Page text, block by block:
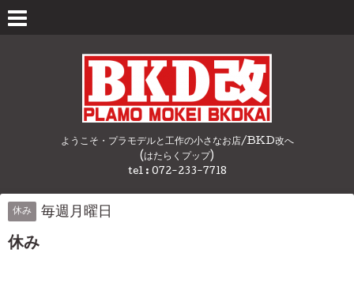
ようこそ・プラモデルと工作の小さなお店/BKD改へ
(はたらくプップ)
tel : 072-233-7718
休み 毎週月曜日
休み